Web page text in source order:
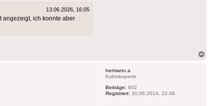
13.06.2026, 16:05
angezeigt, ich konnte aber
hermann.a
Kabelexperte
Beiträge: 602
Registriert: 30.06.2014, 22:48